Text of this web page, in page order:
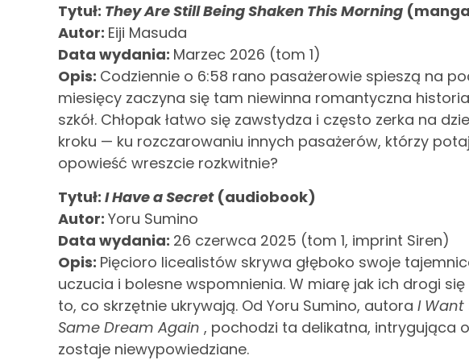
Tytuł: They Are Still Being Shaken This Morning
Autor: Eiji Masuda
Data wydania: Marzec 2026 (tom 1)
Opis: Codziennie o 6:58 rano pasażerowie spieszą na
miesięcy zaczyna się tam niewinna romantyczna
szkół. Chłopak łatwo się zawstydza i często zerka na
kroku — ku rozczarowaniu innych pasażerów, którzy
opowieść wreszcie rozkwitnie?
Tytuł: I Have a Secret (audiobook)
Autor: Yoru Sumino
Data wydania: 26 czerwca 2025 (tom 1, imprint Siren)
Opis: Pięcioro licealistów skrywa głęboko swoje
uczucia i bolesne wspomnienia. W miarę jak ich drogi
to, co skrzętnie ukrywają. Od Yoru Sumino, autora I Want
Same Dream Again , pochodzi ta delikatna, intrygująca
zostaje niewypowiedziane.